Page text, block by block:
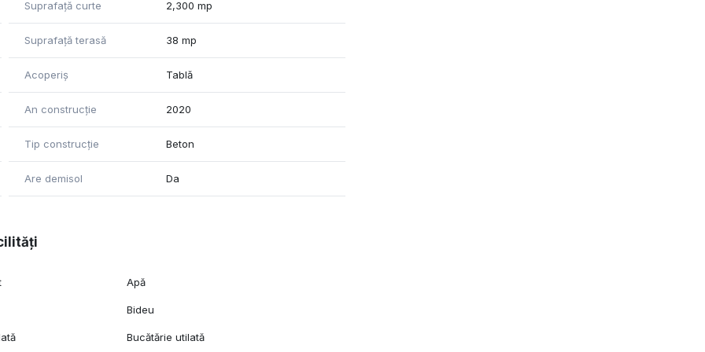
functional, ce amplifica sentimentul de confort si
si zona de dressing
senzori de prezenta 24/24
suplimentar, performant de filtrare si tratare a apei
Suprafață curte 2,300 mp
Suprafață terasă 38 mp
Acoperiș Tablă
An construcție 2020
Tip construcție Beton
Are demisol Da
Apă
Bideu
Bucătărie utilată